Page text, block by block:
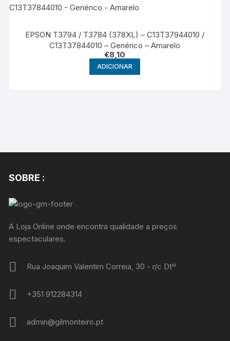
EPSON T3794 / T3784 (378XL) – C13T37944010 /
C13T37844010 – Genérico – Amarelo
€8,10
ADICIONAR
SOBRE :
A Loja Online onde encontra qualidade a preços
espectaculares.
Rua Joaquim Valentim Correia, 30 - r/c Dtº
+351 912284314
admin@gilmonteiro.pt